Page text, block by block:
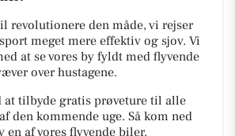
revolutionere den måde, vi rejser
meget mere effektiv og sjov. Vi
at se vores by fyldt med flyvende
over hustagene.
at tilbyde gratis prøveture til alle
den kommende uge. Så kom ned
af vores flyvende biler.